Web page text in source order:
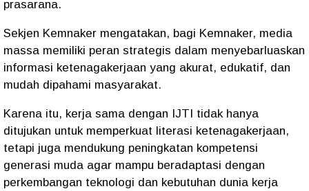
prasarana.
Sekjen Kemnaker mengatakan, bagi Kemnaker, media
massa memiliki peran strategis dalam menyebarluaskan
informasi ketenagakerjaan yang akurat, edukatif, dan
mudah dipahami masyarakat.
Karena itu, kerja sama dengan IJTI tidak hanya
ditujukan untuk memperkuat literasi ketenagakerjaan,
tetapi juga mendukung peningkatan kompetensi
generasi muda agar mampu beradaptasi dengan
perkembangan teknologi dan kebutuhan dunia kerja